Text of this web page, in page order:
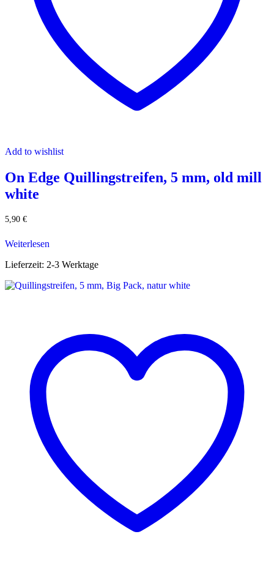
Add to wishlist
On Edge Quillingstreifen, 5 mm, old mill
white
5,90 €
Weiterlesen
Lieferzeit: 2-3 Werktage